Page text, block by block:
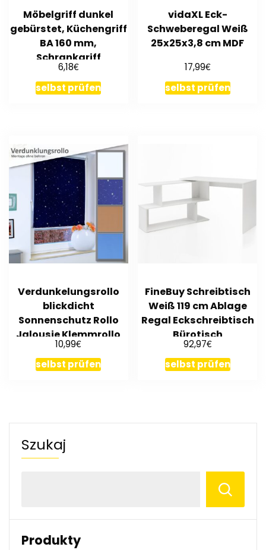
Möbelgriff dunkel
gebürstet, Küchengriff
BA 160 mm,
Schrankgriff
6,18€
selbst prüfen
vidaXL Eck-
Schweberegal Weiß
25x25x3,8 cm MDF
17,99€
selbst prüfen
Verdunkelungsrollo
blickdicht
Sonnenschutz Rollo
Jalousie Klemmrollo
werkzeuglos
10,99€
selbst prüfen
FineBuy Schreibtisch
Weiß 119 cm Ablage
Regal Eckschreibtisch
Bürotisch
92,97€
selbst prüfen
Szukaj
Produkty